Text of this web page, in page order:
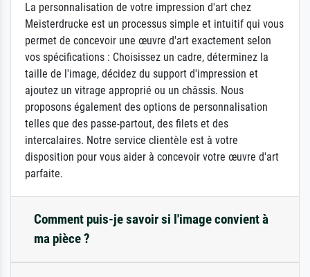
La personnalisation de votre impression d'art chez
Meisterdrucke est un processus simple et intuitif qui vous
permet de concevoir une œuvre d'art exactement selon
vos spécifications : Choisissez un cadre, déterminez la
taille de l'image, décidez du support d'impression et
ajoutez un vitrage approprié ou un châssis. Nous
proposons également des options de personnalisation
telles que des passe-partout, des filets et des
intercalaires. Notre service clientèle est à votre
disposition pour vous aider à concevoir votre œuvre d'art
parfaite.
Comment puis-je savoir si l'image convient à
ma pièce ?